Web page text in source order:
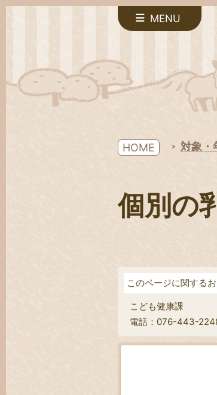
MENU
HOME 対象・
個別の
このページに関する
こども健康課
電話：076-443-